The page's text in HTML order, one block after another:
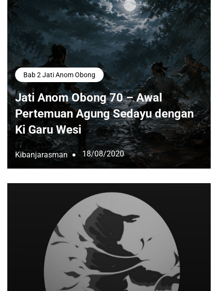
Bab 2 Jati Anom Obong
Jati Anom Obong 70 – Awal
Pertemuan Agung Sedayu dengan
Ki Garu Wesi
Kibanjarasman 18/08/2020